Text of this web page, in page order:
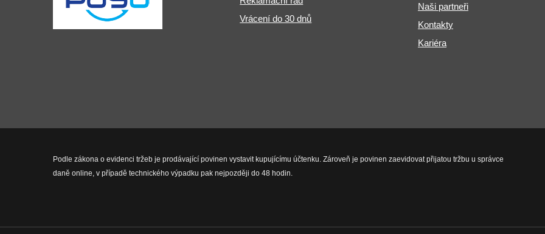
Vrácení do 30 dnů
Naši partneři
Kontakty
Kariéra
Podle zákona o evidenci tržeb je prodávající povinen vystavit kupujícímu účtenku. Zároveň je povinen zaevidovat přijatou tržbu u správce
daně online, v případě technického výpadku pak nejpozději do 48 hodin.